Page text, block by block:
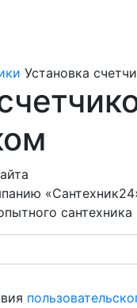
Установка